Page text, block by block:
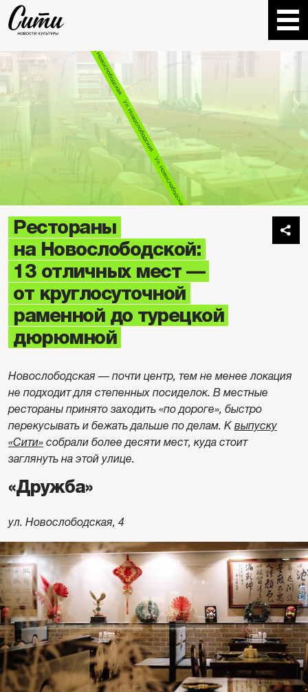
Рестораны
на Новослободской:
13 отличных мест —
от круглосуточной
раменной до турецкой
дюрюмной
Новослободская — почти центр, тем не менее локация
не подходит для степенных посиделок. В местные
рестораны принято заходить «по дороге», быстро
перекусывать и бежать дальше по делам. К выпуску
«Сити» собрали более десяти мест, куда стоит
заглянуть на этой улице.
«Дружба»
ул. Новослободская, 4